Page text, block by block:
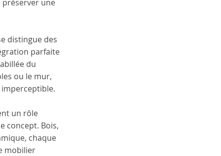
préserver une
distingue des
parfaite
du
ou le mur,
un rôle
concept. Bois,
chaque
mobilier